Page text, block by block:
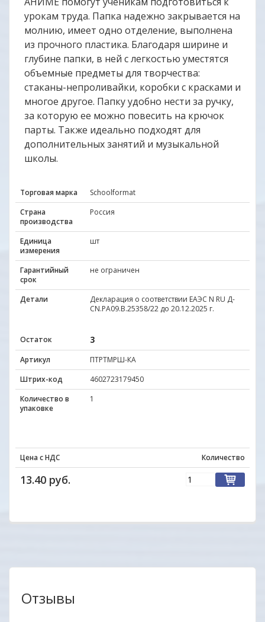
урокам труда. Папка надежно закрывается на
молнию, имеет одно отделение, выполнена
из прочного пластика. Благодаря ширине и
глубине папки, в ней с легкостью уместятся
объемные предметы для творчества:
стаканы-непроливайки, коробки с красками и
многое другое. Папку удобно нести за ручку,
за которую ее можно повесить на крючок
парты. Также идеально подходят для
дополнительных занятий и музыкальной
школы.
Торговая марка
Schoolformat
Страна
производства
Россия
Единица
измерения
шт
Гарантийный
срок
не ограничен
Детали
Декларация о соответствии ЕАЭС N RU Д-
CN.PА09.В.25358/22 до 20.12.2025 г.
Остаток 3
Артикул
ПТРТМРШ-КА
Штрих-код
4602723179450
Количество в
упаковке
1
Цена с НДС Количество
13.40 руб.
Отзывы